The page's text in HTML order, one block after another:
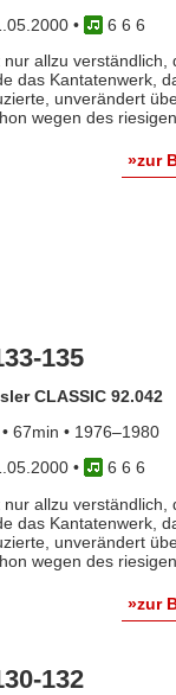
•
6 6 6
nur allzu
das Kantatenwerk,
unverändert
wegen des
»zur
135
CLASSIC 92.042
67min • 1976–1980
•
6 6 6
nur allzu
das Kantatenwerk,
unverändert
wegen des
»zur
132